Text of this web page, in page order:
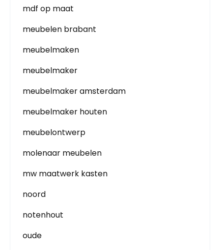
mdf op maat
meubelen brabant
meubelmaken
meubelmaker
meubelmaker amsterdam
meubelmaker houten
meubelontwerp
molenaar meubelen
mw maatwerk kasten
noord
notenhout
oude